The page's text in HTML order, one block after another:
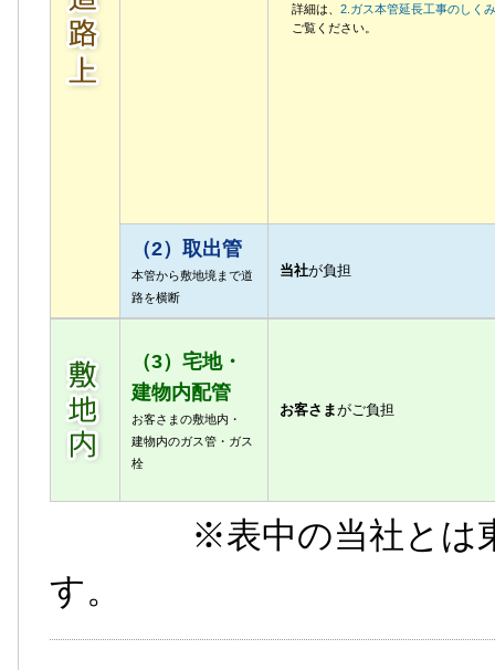
詳細は、2.ガス本管延長工事のしく
ご覧ください。
（2）取出管
本管から敷地境まで道
路を横断
当社が負担
（3）宅地・
建物内配管
お客さまの敷地内・
建物内のガス管・ガス
栓
お客さまがご負担
※表中の当社とは東京
す。